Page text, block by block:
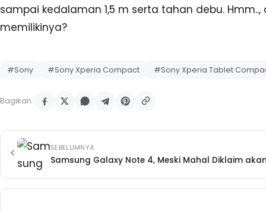
sampai kedalaman 1,5 m serta tahan debu.
memilikinya?
#Sony #Sony Xperia Compact #Sony Xperia Tablet
Bagikan:
SEBELUMNYA
Samsung Galaxy Note 4, Meski Mahal Diklaim